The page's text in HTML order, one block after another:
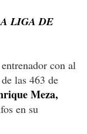
LIGA DE
con al
las 463 de
Meza,
en su